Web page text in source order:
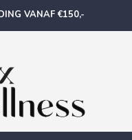
VANAF €150,-